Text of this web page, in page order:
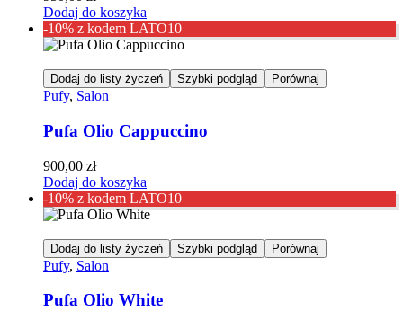
Dodaj do koszyka
-10% z kodem LATO10
Dodaj do listy życzeń Szybki podgląd Porównaj
Pufy, Salon
Pufa Olio Cappuccino
900,00 zł
Dodaj do koszyka
-10% z kodem LATO10
Dodaj do listy życzeń Szybki podgląd Porównaj
Pufy, Salon
Pufa Olio White